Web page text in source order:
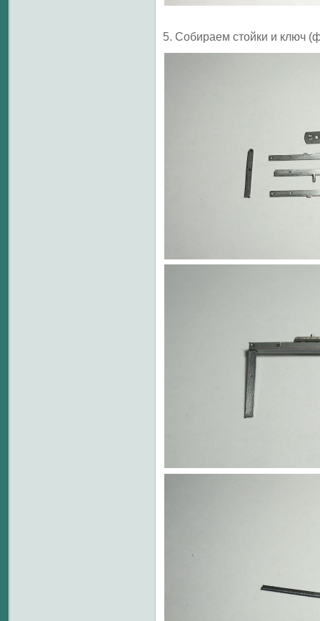
5. Собираем стойки и ключ